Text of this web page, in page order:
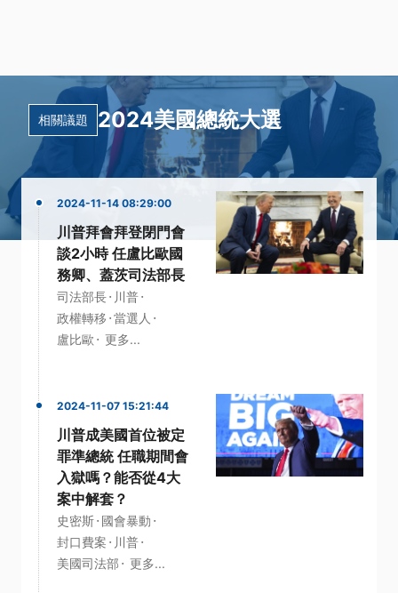
相關議題 2024美國總統大選
2024-11-14 08:29:00
川普拜會拜登閉門會
談2小時 任盧比歐國
務卿、蓋茨司法部長
司法部長· 川普·
政權轉移 ·當選人 ·
盧比歐 · 更多...
2024-11-07 15:21:44
川普成美國首位被定
罪準總統 任職期間會
入獄嗎？能否從4大
案中解套？
史密斯· 國會暴動 ·
封口費案 · 川普·
美國司法部 · 更多...